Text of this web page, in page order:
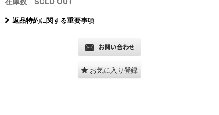
返品特約に関する重要事項
お気に入り登録